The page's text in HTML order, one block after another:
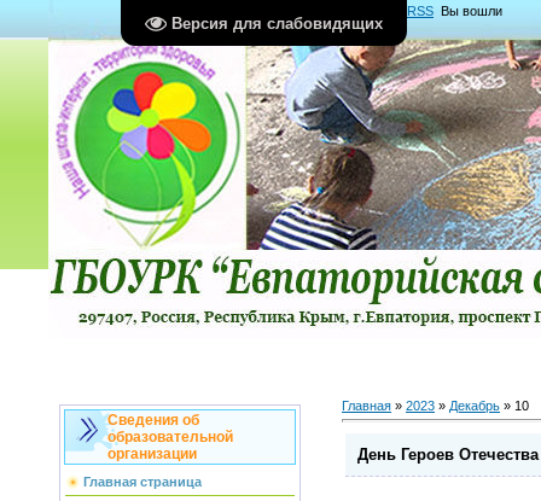
Версия для слабовидящих
RSS Вы вошли
какГость Группа "Гости"
Сведения об
образовательной
организации
Главная страница
Главная » 2023 » Декабрь » 10
День Героев